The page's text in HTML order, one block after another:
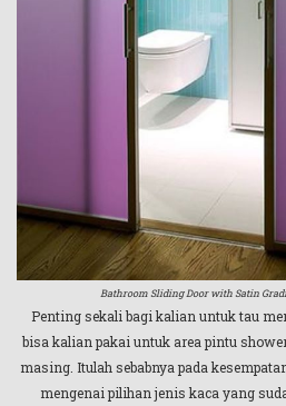
Bathroom Sliding Door with Satin
Penting sekali bagi kalian untuk tau
bisa kalian pakai untuk area pintu
masing. Itulah sebabnya pada
mengenai pilihan jenis kaca yang